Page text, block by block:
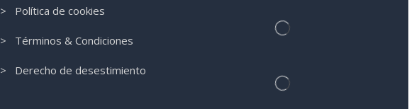
> Política de cookies
> Términos & Condiciones
> Derecho de desestimiento